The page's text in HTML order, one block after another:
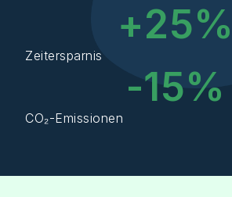
Zeitersparnis
+25%
CO₂-Emissionen
-15%